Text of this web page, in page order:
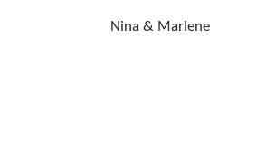
Nina & Marlene